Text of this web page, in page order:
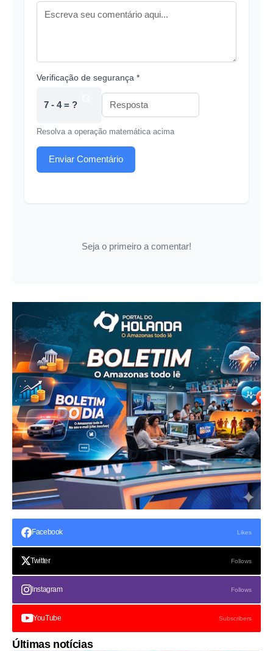
Verificação de segurança *
7 - 4 = ?
Resolva a operação matemática acima
Enviar Comentário
Seja o primeiro a comentar!
Facebook Likes
Twitter Follows
Instagram Follows
YouTube Subscribers
Últimas notícias